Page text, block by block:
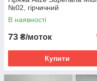
№02, гірчичний
В наявності
73 ₴/моток
Купити